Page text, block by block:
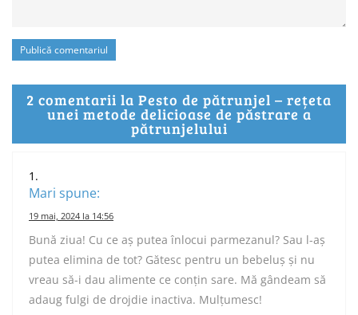
2 comentarii la Pesto de pătrunjel – rețeta
unei metode delicioase de păstrare a
pătrunjelului
Mari spune:
19 mai, 2024 la 14:56
Bună ziua! Cu ce aș putea înlocui parmezanul? Sau l-aș
putea elimina de tot? Gătesc pentru un bebeluș și nu
vreau să-i dau alimente ce conțin sare. Mă gândeam să
adaug fulgi de drojdie inactiva. Mulțumesc!